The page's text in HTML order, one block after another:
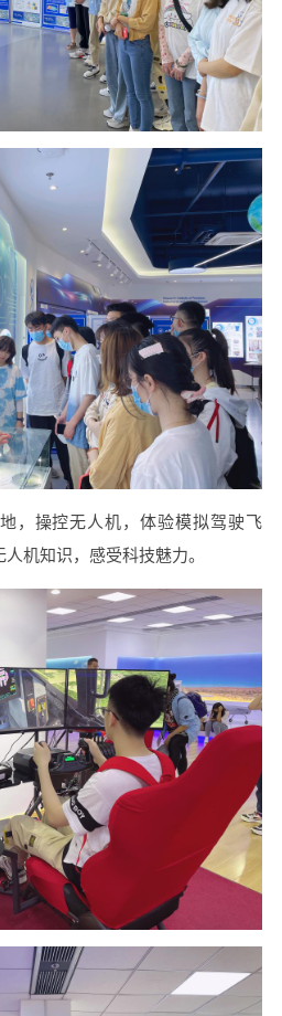
，操控无人机，体验模拟驾驶飞
机知识，感受科技魅力。